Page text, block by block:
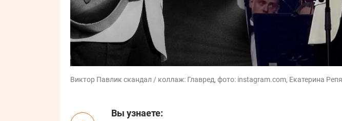
Виктор Павлик скандал / коллаж: Главред, фото: instagram.com, Екатерина
Вы узнаете: